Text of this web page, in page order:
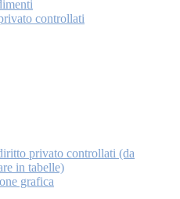
controllati
privato controllati (da
in tabelle)
grafica